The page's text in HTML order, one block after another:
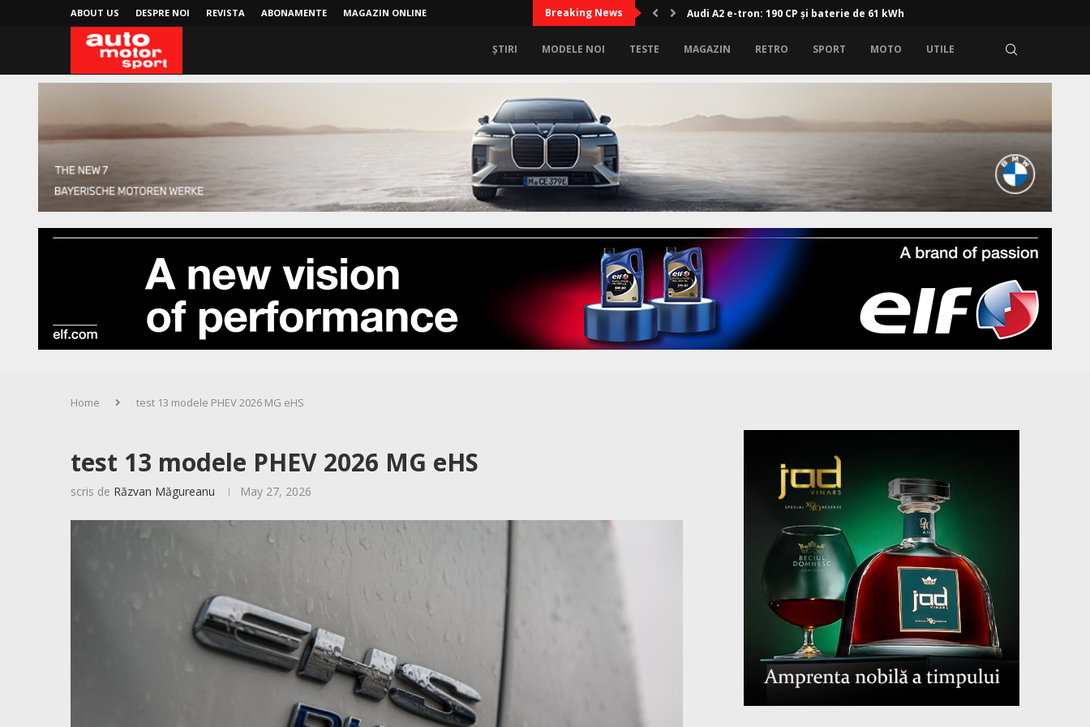
ABOUT US DESPRE NOI REVISTA ABONAMENTE MAGAZIN ONLINE Breaking News Audi A2 e-tron: 190 CP și baterie de 61 kWh
ȘTIRI MODELE NOI TESTE MAGAZIN RETRO SPORT MOTO UTILE
Home test 13 modele PHEV 2026 MG eHS
test 13 modele PHEV 2026 MG eHS
scris de Răzvan Măgureanu May 27, 2026